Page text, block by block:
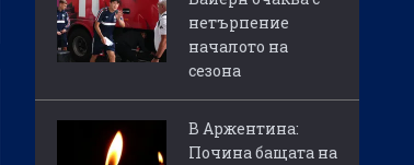
нетърпение
началото на
сезона
В Аржентина:
Почина бащата на